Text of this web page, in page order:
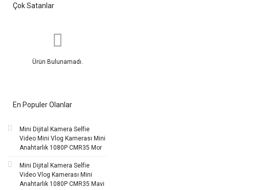
Çok Satanlar
Ürün Bulunamadı.
En Populer Olanlar
Mini Dijital Kamera Selfie
Video Mini Vlog Kamerası Mini
Anahtarlık 1080P CMR35 Mor
Mini Dijital Kamera Selfie
Video Vlog Kamerası Mini
Anahtarlık 1080P CMR35 Mavi